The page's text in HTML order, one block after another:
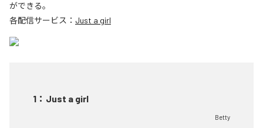
ができる。
各配信サービス： Just a girl
1 ： Just a girl
Betty